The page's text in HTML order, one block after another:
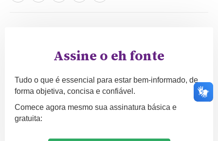
Assine o eh fonte
Tudo o que é essencial para estar bem-informado, de
forma objetiva, concisa e confiável.
Comece agora mesmo sua assinatura básica e
gratuita: